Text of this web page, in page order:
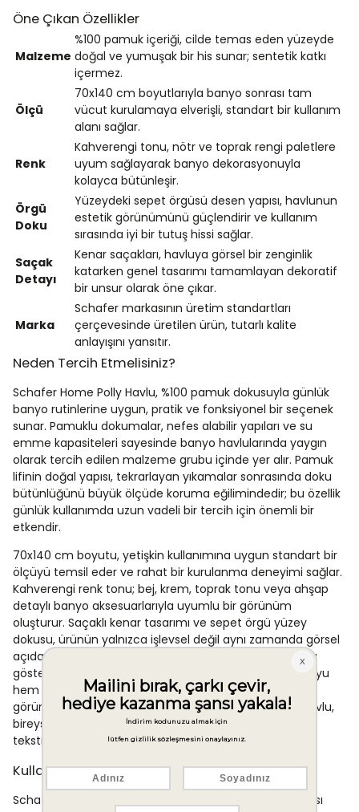
Öne Çıkan Özellikler
Malzeme
%100 pamuk içeriği, cilde temas eden yüzeyde
doğal ve yumuşak bir his sunar; sentetik katkı
içermez.
Ölçü
70x140 cm boyutlarıyla banyo sonrası tam
vücut kurulamaya elverişli, standart bir kullanım
alanı sağlar.
Renk
Kahverengi tonu, nötr ve toprak rengi paletlere
uyum sağlayarak banyo dekorasyonuyla
kolayca bütünleşir.
Örgü
Doku
Yüzeydeki sepet örgüsü desen yapısı, havlunun
estetik görünümünü güçlendirir ve kullanım
sırasında iyi bir tutuş hissi sağlar.
Saçak
Detayı
Kenar saçakları, havluya görsel bir zenginlik
katarken genel tasarımı tamamlayan dekoratif
bir unsur olarak öne çıkar.
Marka
Schafer markasının üretim standartları
çerçevesinde üretilen ürün, tutarlı kalite
anlayışını yansıtır.
Neden Tercih Etmelisiniz?
Schafer Home Polly Havlu, %100 pamuk dokusuyla günlük
banyo rutinlerine uygun, pratik ve fonksiyonel bir seçenek
sunar. Pamuklu dokumalar, nefes alabilir yapıları ve su
emme kapasiteleri sayesinde banyo havlularında yaygın
olarak tercih edilen malzeme grubu içinde yer alır. Pamuk
lifinin doğal yapısı, tekrarlayan yıkamalar sonrasında doku
bütünlüğünü büyük ölçüde koruma eğilimindedir; bu özellik
günlük kullanımda uzun vadeli bir tercih için önemli bir
etkendir.
70x140 cm boyutu, yetişkin kullanımına uygun standart bir
ölçüyü temsil eder ve rahat bir kurulanma deneyimi sağlar.
Kahverengi renk tonu; bej, krem, toprak tonu veya ahşap
detaylı banyo aksesuarlarıyla uyumlu bir görünüm
oluşturur. Saçaklı kenar tasarımı ve sepet örgü yüzey
dokusu, ürünün yalnızca işlevsel değil aynı zamanda görsel
açıdan da düzenli bir banyo ortamına katkı sunduğunu
gösterir. Sepet örgüsünün sağladığı yüzey yapısı, havluyu
hem katlandığında hem de asılı durumda estetik bir
görünüme kavuşturur. Tek parça olarak sunulan bu havlu,
bireysel kullanımda pratik bir tercih olmakla birlikte ev
tekstili setlerine ek ürün olarak da değerlendirilebilir.
Kullanım Alanları
Schafer Home Polly Havlu, öncelikli olarak banyo sonrası